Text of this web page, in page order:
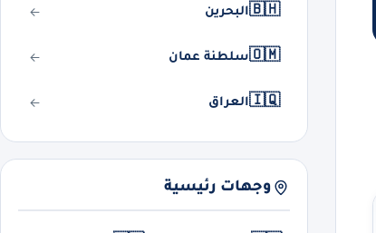
🇧🇭البحرين
🇴🇲سلطنة عمان
🇮🇶العراق
وجهات رئيسية